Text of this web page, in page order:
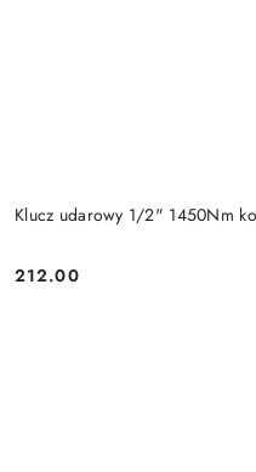
Klucz udarowy 1/2" 1450Nm
Cena:
212.00